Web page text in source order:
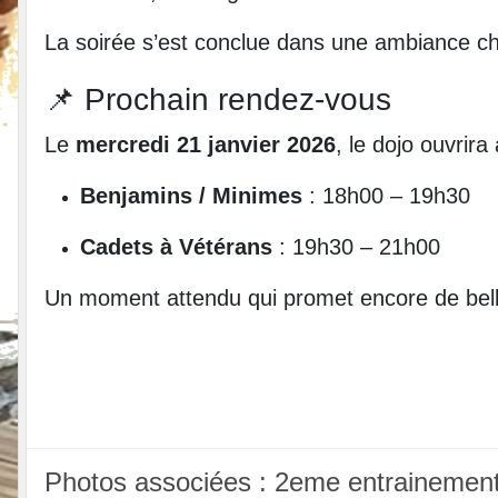
La soirée s’est conclue dans une ambiance
📌 Prochain rendez-vous
Le mercredi 21 janvier 2026, le dojo ouvrira
Benjamins / Minimes : 18h00 – 19h30
Cadets à Vétérans : 19h30 – 21h00
Un moment attendu qui promet encore de
Photos associées : 2eme